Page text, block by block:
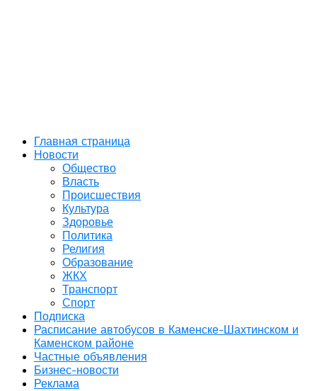
Главная страница
Новости
Общество
Власть
Происшествия
Культура
Здоровье
Политика
Религия
Образование
ЖКХ
Транспорт
Спорт
Подписка
Расписание автобусов в Каменске-Шахтинском и
Каменском районе
Частные объявления
Бизнес-новости
Реклама